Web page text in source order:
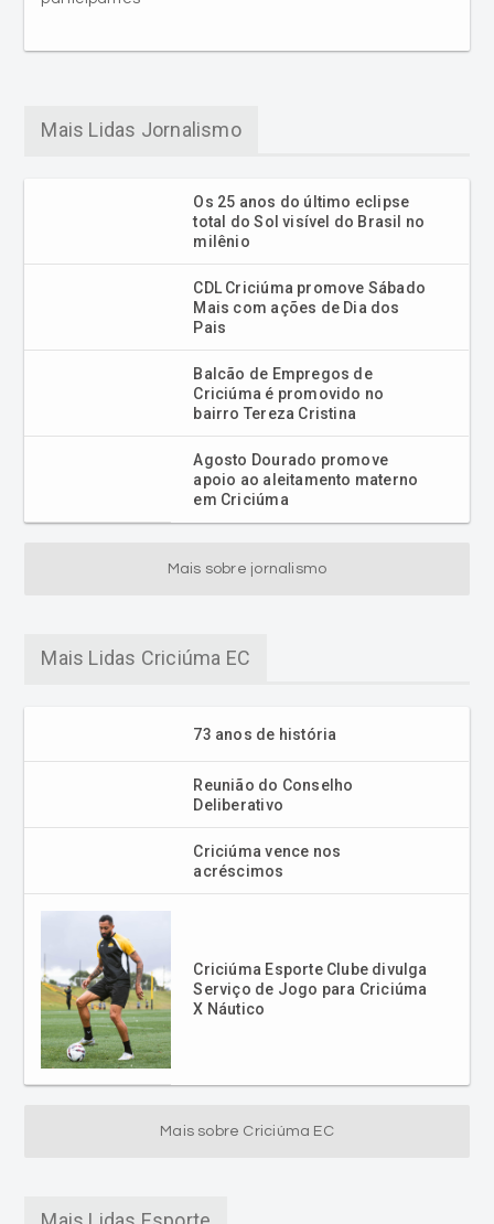
Mais Lidas Jornalismo
Os 25 anos do último eclipse
total do Sol visível do Brasil no
milênio
CDL Criciúma promove Sábado
Mais com ações de Dia dos
Pais
Balcão de Empregos de
Criciúma é promovido no
bairro Tereza Cristina
Agosto Dourado promove
apoio ao aleitamento materno
em Criciúma
Mais sobre jornalismo
Mais Lidas Criciúma EC
73 anos de história
Reunião do Conselho
Deliberativo
Criciúma vence nos
acréscimos
Criciúma Esporte Clube divulga
Serviço de Jogo para Criciúma
X Náutico
Mais sobre Criciúma EC